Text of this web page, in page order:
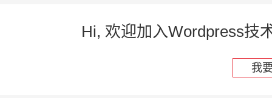
Hi, 欢迎加入Wordpress技
我